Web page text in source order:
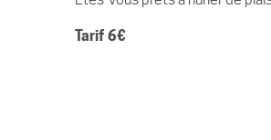
Tarif 6€